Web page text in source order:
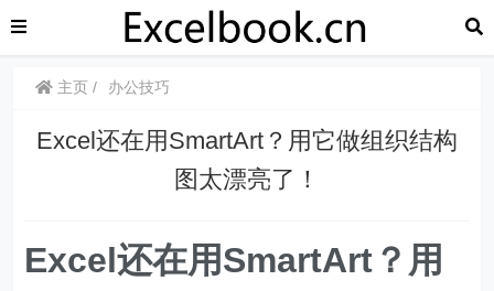
主页 办公技巧
​​Excel还在用SmartArt？用它做组织结构
图太漂亮了！
Excel​​还在用SmartArt？用